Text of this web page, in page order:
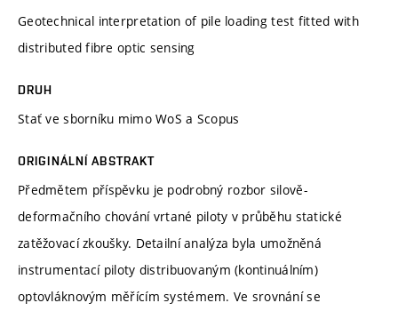
Geotechnical interpretation of pile loading test fitted with
distributed fibre optic sensing
DRUH
Stať ve sborníku mimo WoS a Scopus
ORIGINÁLNÍ ABSTRAKT
Předmětem příspěvku je podrobný rozbor silově-
deformačního chování vrtané piloty v průběhu statické
zatěžovací zkoušky. Detailní analýza byla umožněná
instrumentací piloty distribuovaným (kontinuálním)
optovláknovým měřícím systémem. Ve srovnání se